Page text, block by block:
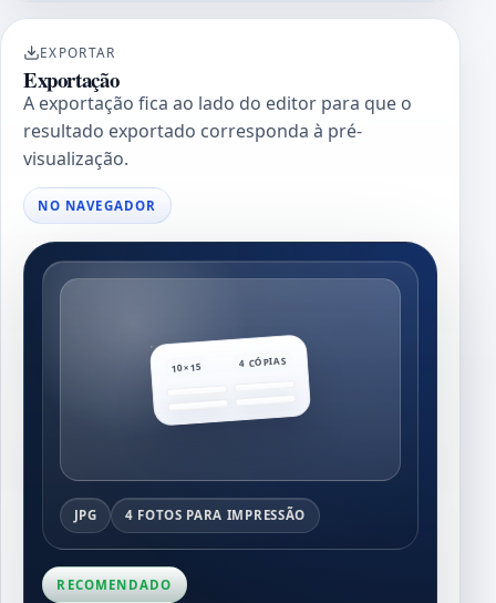
EXPORTAR
Exportação
A exportação fica ao lado do editor para que o
resultado exportado corresponda à pré-
visualização.
NO NAVEGADOR
10×15 4 CÓPIAS
JPG 4 FOTOS PARA IMPRESSÃO
RECOMENDADO